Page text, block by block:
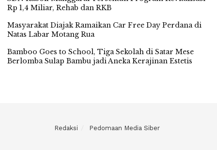
Rp 1,4 Miliar, Rehab dan RKB
Masyarakat Diajak Ramaikan Car Free Day Perdana di
Natas Labar Motang Rua
Bamboo Goes to School, Tiga Sekolah di Satar Mese
Berlomba Sulap Bambu jadi Aneka Kerajinan Estetis
Redaksi Pedomaan Media Siber